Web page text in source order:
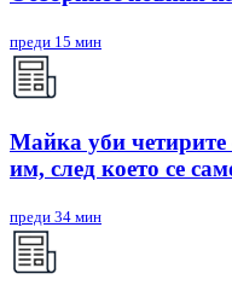
преди 15 мин
Майка уби четирите
им, след което се
преди 34 мин